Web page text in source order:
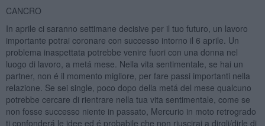
CANCRO
In aprile ci saranno settimane decisive per il tuo futuro, un lavoro
importante potrai coronare con successo intorno il 6 aprile. Un
problema inaspettata potrebbe venire fuori con una donna nel
luogo di lavoro, a metá mese. Nella vita sentimentale, se hai un
partner, non é il momento migliore, per fare passi importanti nella
relazione. Se sei single, poco dopo della metá del mese qualcuno
potrebbe cercare di rientrare nella tua vita sentimentale, come se
non fosse successo niente in passato, Mercurio in moto retrogrado
ti confonderá le idee ed é probabile che non riuscirai a dirgli/dirle di